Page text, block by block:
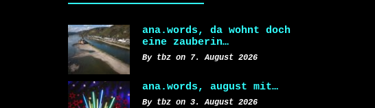
ana.words, da wohnt doch
eine zauberin…
By tbz on 7. August 2026
ana.words, august mit…
By tbz on 3. August 2026